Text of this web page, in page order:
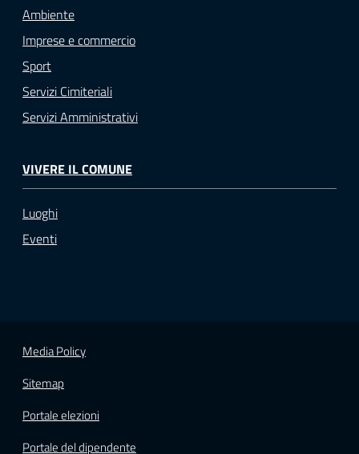
Ambiente
Imprese e commercio
Sport
Servizi Cimiteriali
Servizi Amministrativi
VIVERE IL COMUNE
Luoghi
Eventi
Media Policy
Sitemap
Portale elezioni
Portale del dipendente